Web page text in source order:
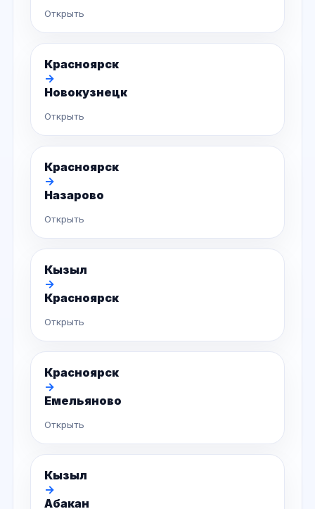
Открыть
Красноярск
→
Новокузнецк
Открыть
Красноярск
→
Назарово
Открыть
Кызыл
→
Красноярск
Открыть
Красноярск
→
Емельяново
Открыть
Кызыл
→
Абакан